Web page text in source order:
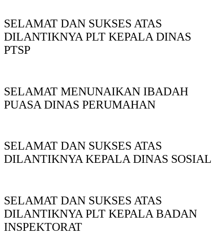
SELAMAT DAN SUKSES ATAS
DILANTIKNYA PLT KEPALA DINAS
PTSP
SELAMAT MENUNAIKAN IBADAH
PUASA DINAS PERUMAHAN
SELAMAT DAN SUKSES ATAS
DILANTIKNYA KEPALA DINAS SOSIAL
SELAMAT DAN SUKSES ATAS
DILANTIKNYA PLT KEPALA BADAN
INSPEKTORAT